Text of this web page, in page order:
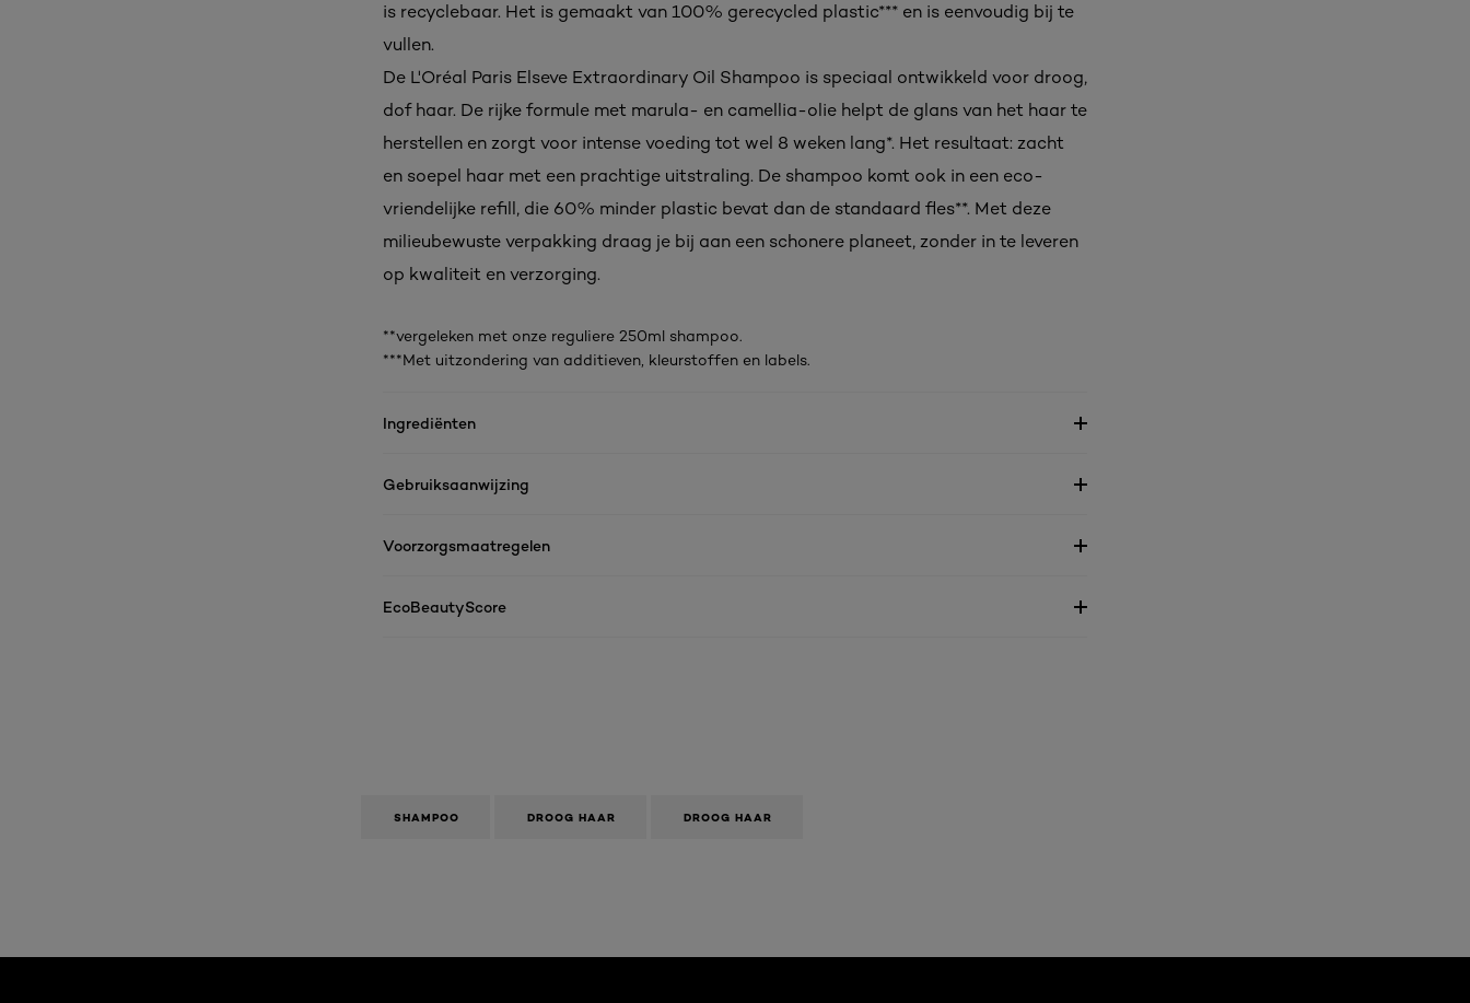
is recyclebaar. Het is gemaakt van 100% gerecycled plastic*** en is eenvoudig bij te
vullen.
De L'Oréal Paris Elseve Extraordinary Oil Shampoo is speciaal ontwikkeld voor droog,
dof haar. De rijke formule met marula- en camellia-olie helpt de glans van het haar te
herstellen en zorgt voor intense voeding tot wel 8 weken lang*. Het resultaat: zacht
en soepel haar met een prachtige uitstraling. De shampoo komt ook in een eco-
vriendelijke refill, die 60% minder plastic bevat dan de standaard fles**. Met deze
milieubewuste verpakking draag je bij aan een schonere planeet, zonder in te leveren
op kwaliteit en verzorging.
**vergeleken met onze reguliere 250ml shampoo.
***Met uitzondering van additieven, kleurstoffen en labels.
Ingrediënten
Gebruiksaanwijzing
Voorzorgsmaatregelen
EcoBeautyScore
SHAMPOO DROOG HAAR DROOG HAAR